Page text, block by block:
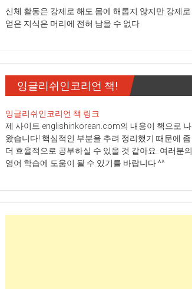
신체 활동은 강제로 해도 몸에 해롭지 않지만 강제로
얻은 지식은 머리에 전혀 남을 수 없다
잉글리쉬인코리언 책!
잉글리쉬인코리언 책 링크
제 사이트 englishinkorean.com의 내용이 책으로 나
왔습니다! 핵심적인 부분을 추려 정리했기 때문에 좀
더 효율적으로 공부하실 수 있을 것 같아요. 여러분의
영어 학습에 도움이 될 수 있기를 바랍니다 ^^